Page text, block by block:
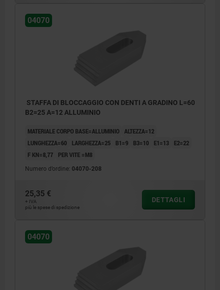
04070
STAFFA DI BLOCCAGGIO CON DENTI A GRADINO L=60
B2=25 A=12 ALLUMINIO
MATERIALE CORPO BASE=ALLUMINIO ALTEZZA=12
LUNGHEZZA=60
LARGHEZZA=25 B1=9 B3=10 E1=13
E2=22
F KN=8,77
PER VITE =M8
Numero d’ordine: 04070-208
25,35 €
+ IVA
più le spese di spedizione
DETTAGLI
04070